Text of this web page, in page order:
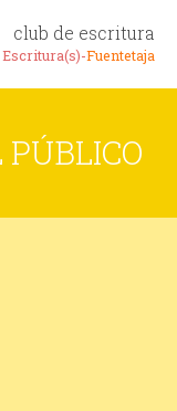
club de escritura
Fuentetaja
PÚBLICO